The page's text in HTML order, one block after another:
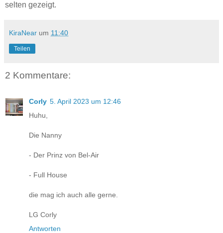
selten gezeigt.
KiraNear um 11:40
Teilen
2 Kommentare:
Corly 5. April 2023 um 12:46
Huhu,
Die Nanny
- Der Prinz von Bel-Air
- Full House
die mag ich auch alle gerne.
LG Corly
Antworten